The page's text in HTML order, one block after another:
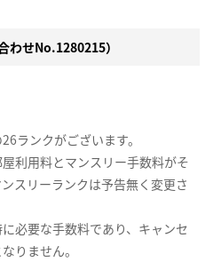
わせNo.1280215）
ランクがございます。
利用料とマンスリー手数料がそ
スリーランクは予告無く変更さ
必要な手数料であり、キャンセ
りません。